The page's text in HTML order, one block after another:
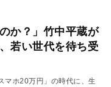
か？」竹中平蔵が
若い世代を待ち受
マホ20万円」の時代に、生